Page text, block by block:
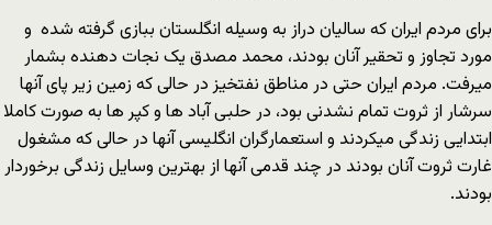
برای مردم ایران که سالیان دراز به وسیله انگلستان ببازی گرفته شده و
مورد تجاوز و تحقیر آنان بودند، محمد مصدق یک نجات دهنده بشمار
میرفت. مردم ایران حتی در مناطق نفتخیز در حالی که زمین زیر پای آنها
سرشار از ثروت تمام نشدنی بود، در حلبی آباد ها و کپر ها به صورت کاملا
ابتدایی زندگی میکردند و استعمارگران انگلیسی آنها در حالی که مشغول
غارت ثروت آنان بودند در چند قدمی آنها از بهترین وسایل زندگی برخوردار
بودند.